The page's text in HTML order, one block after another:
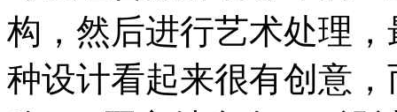
构，然后进行艺术处理
种设计看起来很有创意